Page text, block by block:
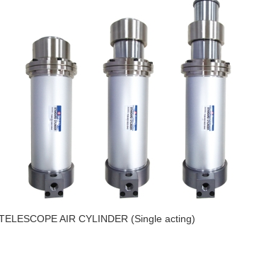
AIR CYLINDER (Single acting)